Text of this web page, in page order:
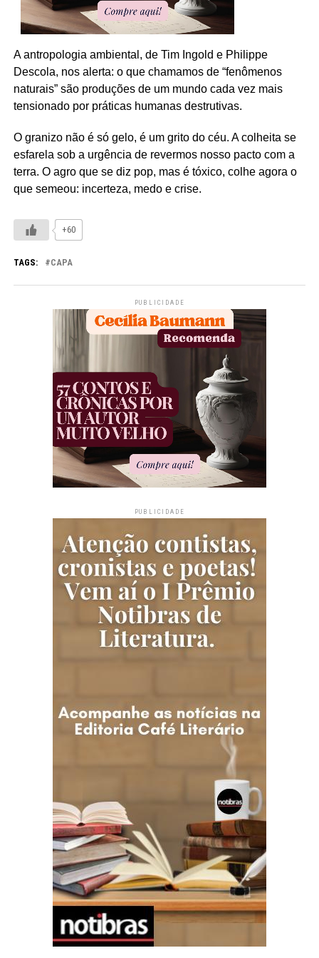
A antropologia ambiental, de Tim Ingold e Philippe
Descola, nos alerta: o que chamamos de “fenômenos
naturais” são produções de um mundo cada vez mais
tensionado por práticas humanas destrutivas.
O granizo não é só gelo, é um grito do céu. A colheita se
esfarela sob a urgência de revermos nosso pacto com a
terra. O agro que se diz pop, mas é tóxico, colhe agora o
que semeou: incerteza, medo e crise.
+60
TAGS: CAPA
PUBLICIDADE
PUBLICIDADE